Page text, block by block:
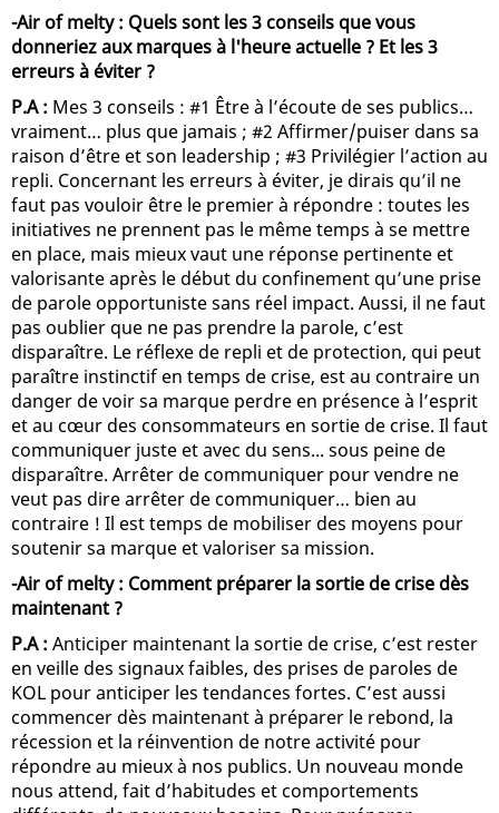
-Air of melty : Quels sont les 3 conseils que vous
donneriez aux marques à l'heure actuelle ? Et les 3
erreurs à éviter ?
P.A : Mes 3 conseils : #1 Être à l’écoute de ses publics…
vraiment… plus que jamais ; #2 Affirmer/puiser dans sa
raison d’être et son leadership ; #3 Privilégier l’action au
repli. Concernant les erreurs à éviter, je dirais qu’il ne
faut pas vouloir être le premier à répondre : toutes les
initiatives ne prennent pas le même temps à se mettre
en place, mais mieux vaut une réponse pertinente et
valorisante après le début du confinement qu’une prise
de parole opportuniste sans réel impact. Aussi, il ne faut
pas oublier que ne pas prendre la parole, c’est
disparaître. Le réflexe de repli et de protection, qui peut
paraître instinctif en temps de crise, est au contraire un
danger de voir sa marque perdre en présence à l’esprit
et au cœur des consommateurs en sortie de crise. Il faut
communiquer juste et avec du sens... sous peine de
disparaître. Arrêter de communiquer pour vendre ne
veut pas dire arrêter de communiquer… bien au
contraire ! Il est temps de mobiliser des moyens pour
soutenir sa marque et valoriser sa mission.
-Air of melty : Comment préparer la sortie de crise dès
maintenant ?
P.A : Anticiper maintenant la sortie de crise, c’est rester
en veille des signaux faibles, des prises de paroles de
KOL pour anticiper les tendances fortes. C’est aussi
commencer dès maintenant à préparer le rebond, la
récession et la réinvention de notre activité pour
répondre au mieux à nos publics. Un nouveau monde
nous attend, fait d’habitudes et comportements